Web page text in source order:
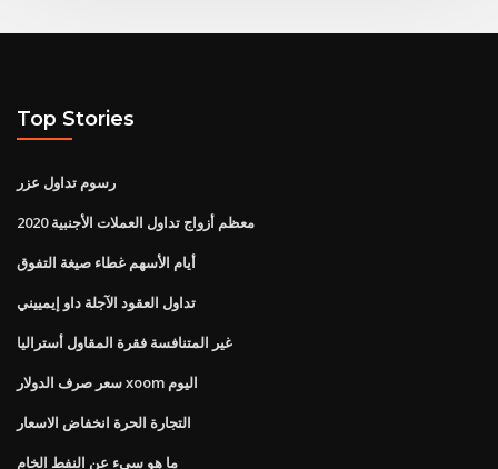
Top Stories
رسوم تداول عزر
معظم أزواج تداول العملات الأجنبية 2020
أيام الأسهم غطاء صيغة التفوق
تداول العقود الآجلة داو إيمييني
غير المتنافسة فقرة المقاول أستراليا
سعر صرف الدولار xoom اليوم
التجارة الحرة انخفاض الاسعار
ما هو سيء عن النفط الخام